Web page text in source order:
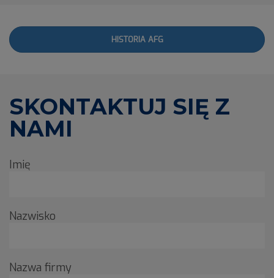
HISTORIA AFG
SKONTAKTUJ SIĘ Z
NAMI
Imię
Nazwisko
Nazwa firmy